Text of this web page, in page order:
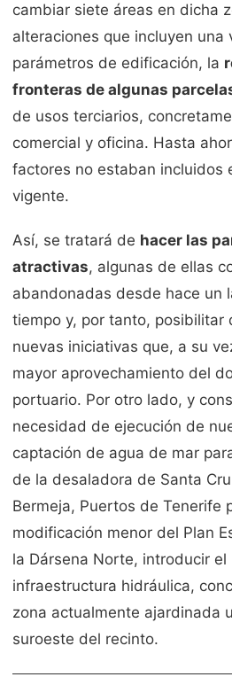
cambiar siete áreas en dicha
alteraciones que incluyen una
parámetros de edificación, la
fronteras de algunas
de usos terciarios,
comercial y oficina. Hasta
factores no estaban incluidos
vigente.
Así, se tratará de hacer las
atractivas, algunas de ellas
abandonadas desde hace un
tiempo y, por tanto, posibilitar
nuevas iniciativas que, a su
mayor aprovechamiento del
portuario. Por otro lado, y
necesidad de ejecución de
captación de agua de mar
de la desaladora de Santa
Bermeja, Puertos de Tenerife
modificación menor del Plan
la Dársena Norte, introducir
infraestructura hidráulica,
zona actualmente ajardinada
suroeste del recinto.